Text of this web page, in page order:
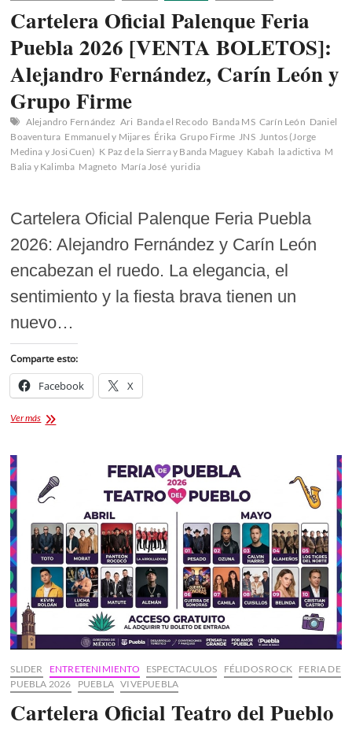
Cartelera Oficial Palenque Feria
Puebla 2026 [VENTA BOLETOS]:
Alejandro Fernández, Carín León y
Grupo Firme
Alejandro Fernández Ari Banda el Recodo Banda MS Carín León Daniel
Boaventura Emmanuel y Mijares Érika Grupo Firme JNS Juntos (Jorge
Medina y Josi Cuen) K Paz de la Sierra y Banda Maguey Kabah la adictiva M
Balia y Kalimba Magneto María José yuridia
Cartelera Oficial Palenque Feria Puebla
2026: Alejandro Fernández y Carín León
encabezan el ruedo. La elegancia, el
sentimiento y la fiesta brava tienen un
nuevo…
Comparte esto:
Facebook X
Ver másCartelera
Puebla
2026
[VENTA
BOLETOS]:
Alejandro
Fernández,
Carín
León
y
Grupo
SLIDER ENTRETENIMIENTO ESPECTACULOS FÉLIDOS ROCK FERIA DE
PUEBLA 2026
PUEBLA VIVEPUEBLA
Cartelera Oficial Teatro del Pueblo